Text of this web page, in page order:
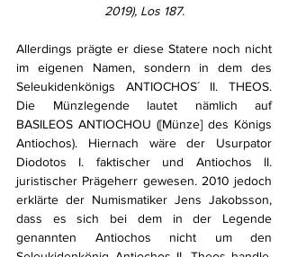
2019), Los 187.
Allerdings prägte er diese Statere noch nicht
im eigenen Namen, sondern in dem des
Seleukidenkönigs ANTIOCHOS´ II. THEOS.
Die Münzlegende lautet nämlich auf
BASILEOS ANTIOCHOU ([Münze] des Königs
Antiochos). Hiernach wäre der Usurpator
Diodotos I. faktischer und Antiochos II.
juristischer Prägeherr gewesen. 2010 jedoch
erklärte der Numismatiker Jens Jakobsson,
dass es sich bei dem in der Legende
genannten Antiochos nicht um den